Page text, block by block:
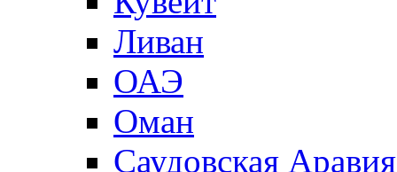
Ливан
ОАЭ
Оман
Саудовская Аравия